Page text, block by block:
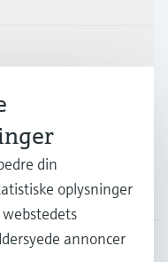
din
oplysninger
annoncer